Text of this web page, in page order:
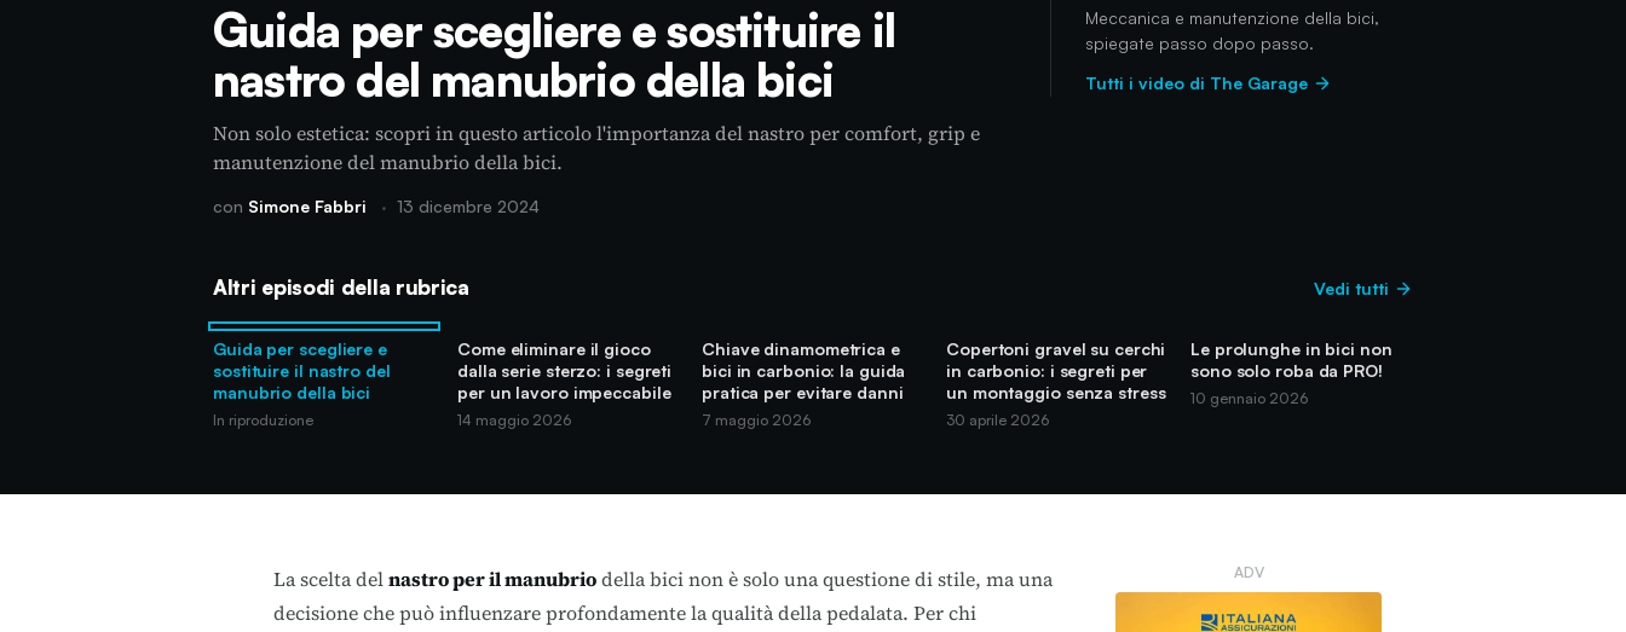
Guida per scegliere e sostituire il
nastro del manubrio della bici
Non solo estetica: scopri in questo articolo l'importanza del nastro per comfort, grip e
manutenzione del manubrio della bici.
con Simone Fabbri · 13 dicembre 2024
Meccanica e manutenzione della bici,
spiegate passo dopo passo.
Tutti i video di The Garage
Altri episodi della rubrica Vedi tutti
Guida per scegliere e
sostituire il nastro del
manubrio della bici
In riproduzione
Come eliminare il gioco
dalla serie sterzo: i segreti
per un lavoro impeccabile
14 maggio 2026
Chiave dinamometrica e
bici in carbonio: la guida
pratica per evitare danni
7 maggio 2026
Copertoni gravel su cerchi
in carbonio: i segreti per
un montaggio senza stress
30 aprile 2026
Le prolunghe in bici non
sono solo roba da PRO!
10 gennaio 2026
La scelta delnastro per il manubriodella bici non è solo una questione di stile, ma una
decisione che può influenzare profondamente laqualità della pedalata. Per chi
ADV